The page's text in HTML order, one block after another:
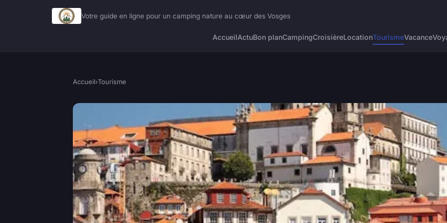
Votre guide en ligne pour un camping nature au cœur des Vosges
AccueilActuBon planCampingCroisièreLocationTourismeVacance
Accueil›Tourisme